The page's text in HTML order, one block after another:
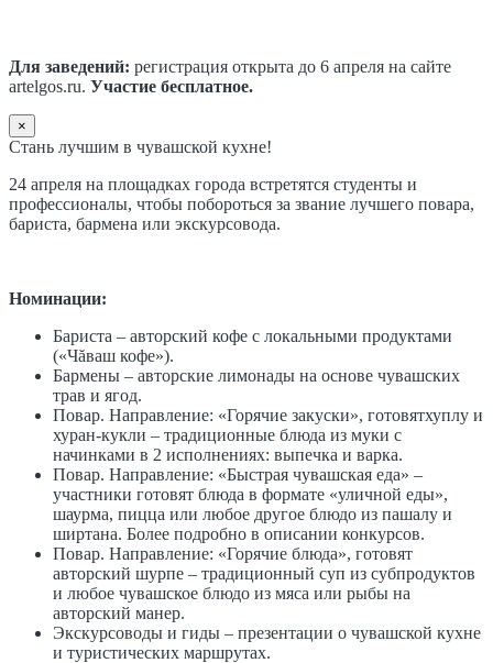
Для заведений: регистрация открыта до 6 апреля на сайте
artelgos.ru. Участие бесплатное.
×
Стань лучшим в чувашской кухне!
24 апреля на площадках города встретятся студенты и
профессионалы, чтобы побороться за звание лучшего повара,
бариста, бармена или экскурсовода.
Номинации:
Бариста – авторский кофе с локальными продуктами
(«Чăваш кофе»).
Бармены – авторские лимонады на основе чувашских
трав и ягод.
Повар. Направление: «Горячие закуски», готовятхуплу и
хуран-кукли – традиционные блюда из муки с
начинками в 2 исполнениях: выпечка и варка.
Повар. Направление: «Быстрая чувашская еда» –
участники готовят блюда в формате «уличной еды»,
шаурма, пицца или любое другое блюдо из пашалу и
ширтана. Более подробно в описании конкурсов.
Повар. Направление: «Горячие блюда», готовят
авторский шурпе – традиционный суп из субпродуктов
и любое чувашское блюдо из мяса или рыбы на
авторский манер.
Экскурсоводы и гиды – презентации о чувашской кухне
и туристических маршрутах.